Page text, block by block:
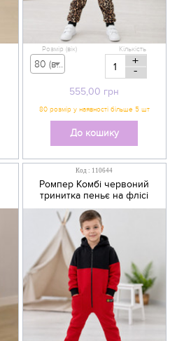
555,00 грн
Розмір (вік)
80 (вік 9-12 міс) - 555,00 грн
Кількість
+
-
До кошику
Код : 110644
Ромпер Комбі червоний
тринитка пеньє на флісі